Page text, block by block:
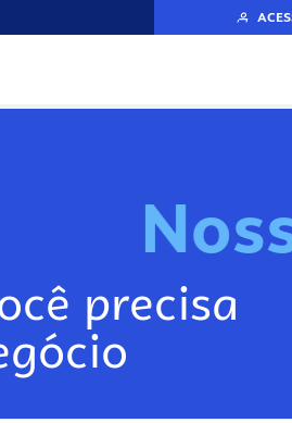
No
precisa